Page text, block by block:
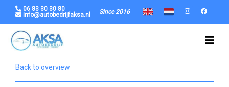
06 83 30 30 80
info@autobedrijfaksa.nl
Since 2016
Back to overview